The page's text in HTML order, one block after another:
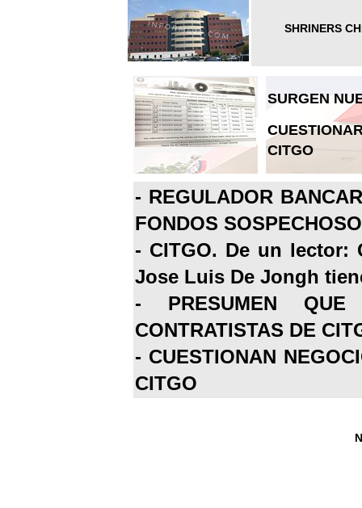
SHRINERS
SURGEN
CITGO
- REGULADOR
FONDOS
- CITGO. De un lector:
Jose Luis De Jongh
- PRESUMEN
CONTRATISTAS DE
- CUESTIONAN
CITGO